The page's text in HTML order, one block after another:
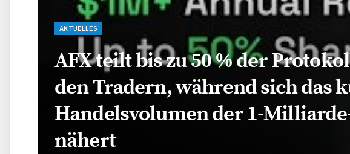
AKTUELLES
AFX teilt bis zu 50 % der
den Tradern, während sich das
Handelsvolumen der 1-
nähert